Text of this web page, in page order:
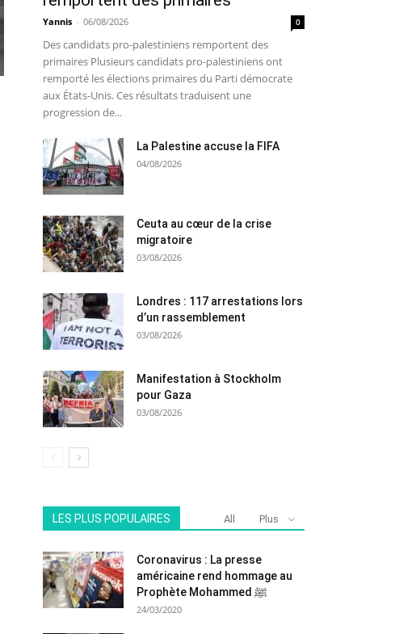
Yannis - 06/08/2026 0
Des candidats pro-palestiniens remportent des
primaires Plusieurs candidats pro-palestiniens ont
remporté les élections primaires du Parti démocrate
aux États-Unis. Ces résultats traduisent une
progression de...
La Palestine accuse la FIFA
04/08/2026
Ceuta au cœur de la crise
migratoire
03/08/2026
Londres : 117 arrestations lors
d’un rassemblement
03/08/2026
Manifestation à Stockholm
pour Gaza
03/08/2026
LES PLUS POPULAIRES All Plus
Coronavirus : La presse
américaine rend hommage au
Prophète Mohammed ﷺ
24/03/2020